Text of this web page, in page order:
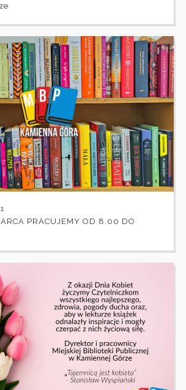
PRACUJEMY OD 8.00 DO